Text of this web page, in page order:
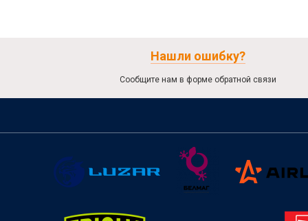
Нашли ошибку?
Сообщите нам в форме обратной связи